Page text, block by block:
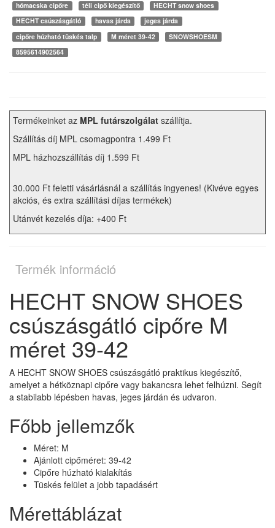
hómacska cipőre
téli cipő kiegészítő
HECHT snow shoes
HECHT csúszásgátló
havas járda
jeges járda
cipőre húzható tüskés talp
M méret 39-42
SNOWSHOESM
8595614902564
Termékeinket az MPL futárszolgálat szállítja.
Szállítás díj MPL csomagpontra 1.499 Ft
MPL házhozszállítás díj 1.599 Ft
30.000 Ft feletti vásárlásnál a szállítás ingyenes! (Kivéve egyes
akciós, és extra szállítási díjas termékek)
Utánvét kezelés díja: +400 Ft
Termék információ
HECHT SNOW SHOES
csúszásgátló cipőre M
méret 39-42
A HECHT SNOW SHOES csúszásgátló praktikus kiegészítő,
amelyet a hétköznapi cipőre vagy bakancsra lehet felhúzni. Segít
a stabilabb lépésben havas, jeges járdán és udvaron.
Főbb jellemzők
Méret: M
Ajánlott cipőméret: 39-42
Cipőre húzható kialakítás
Tüskés felület a jobb tapadásért
Mérettáblázat